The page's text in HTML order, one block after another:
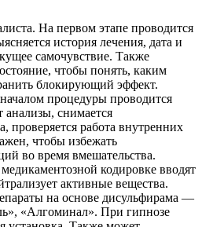
На первом этапе проводится
история лечения, дата и
самочувствие. Также
чтобы понять, каким
блокирующий эффект.
процедуры проводится
анализы, снимается
проверяется работа внутренних
чтобы избежать
во время вмешательства.
кодировке вводят
активные вещества.
на основе дисульфирама —
«Алгоминал». При гипнозе